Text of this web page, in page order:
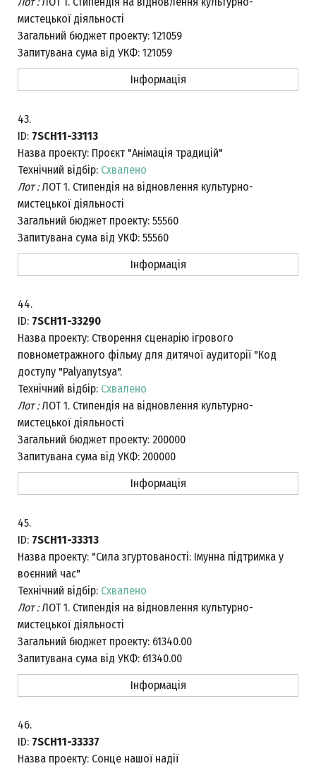
мистецької діяльності
Загальний бюджет проекту: 121059
Запитувана сума від УКФ: 121059
Інформація
43.
ID: 7SCH11-33113
Назва проекту: Проєкт "Анімація традицій"
Технічний відбір: Схвалено
Лот :ЛОТ 1. Стипендія на відновлення культурно-
мистецької діяльності
Загальний бюджет проекту: 55560
Запитувана сума від УКФ: 55560
Інформація
44.
ID: 7SCH11-33290
Назва проекту: Створення сценарію ігрового
повнометражного фільму для дитячої аудиторії "Код
доступу "Palyanytsya".
Технічний відбір: Схвалено
Лот :ЛОТ 1. Стипендія на відновлення культурно-
мистецької діяльності
Загальний бюджет проекту: 200000
Запитувана сума від УКФ: 200000
Інформація
45.
ID: 7SCH11-33313
Назва проекту: "Сила згуртованості: Імунна підтримка у
воєнний час"
Технічний відбір: Схвалено
Лот :ЛОТ 1. Стипендія на відновлення культурно-
мистецької діяльності
Загальний бюджет проекту: 61340.00
Запитувана сума від УКФ: 61340.00
Інформація
46.
ID: 7SCH11-33337
Назва проекту: Сонце нашої надії